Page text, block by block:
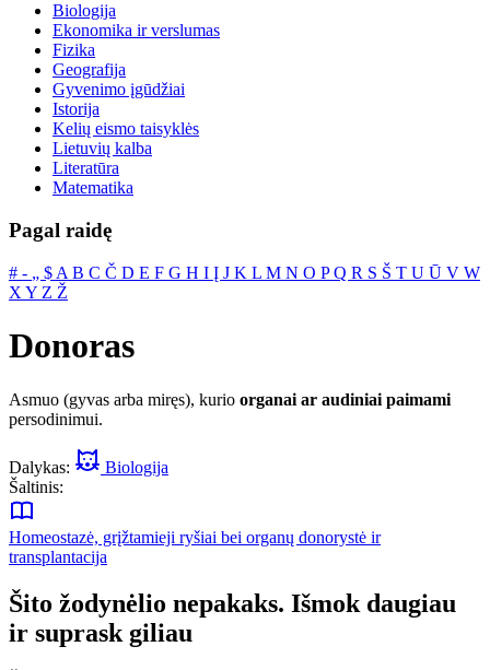
Biologija
Ekonomika ir verslumas
Fizika
Geografija
Gyvenimo įgūdžiai
Istorija
Kelių eismo taisyklės
Lietuvių kalba
Literatūra
Matematika
Pagal raidę
# ‐ „ $ A B C Č D E F G H I Į J K L M N O PQ R S Š T U Ū V W
X Y Z Ž
Donoras
Asmuo (gyvas arba miręs), kurio organai ar audiniai paimami
persodinimui.
Dalykas:
Biologija
Šaltinis:
Homeostazė, grįžtamieji ryšiai bei organų donorystė ir
transplantacija
Šito žodynėlio nepakaks. Išmok daugiau
ir suprask giliau